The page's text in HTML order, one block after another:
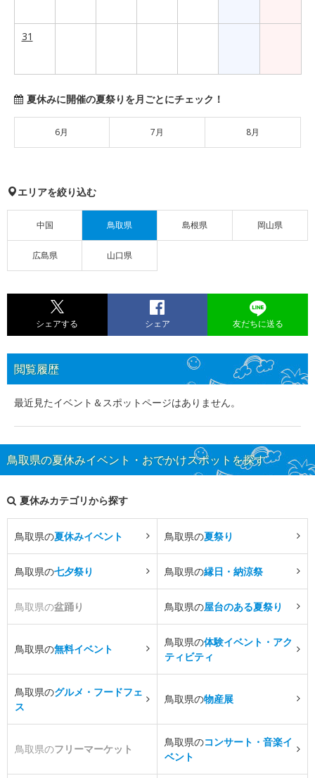
31
夏休みに開催の夏祭りを月ごとにチェック！
6月 7月 8月
エリアを絞り込む
中国 鳥取県 島根県 岡山県
広島県 山口県
シェアする シェア 友だちに送る
閲覧履歴
最近見たイベント＆スポットページはありません。
鳥取県の夏休みイベント・おでかけスポットを探す
夏休みカテゴリから探す
鳥取県の夏休みイベント 鳥取県の夏祭り
鳥取県の七夕祭り 鳥取県の縁日・納涼祭
鳥取県の盆踊り 鳥取県の屋台のある夏祭り
鳥取県の無料イベント
鳥取県の体験イベント・アク
ティビティ
鳥取県のグルメ・フードフェ
ス
鳥取県の物産展
鳥取県のフリーマーケット
鳥取県のコンサート・音楽イ
ベント